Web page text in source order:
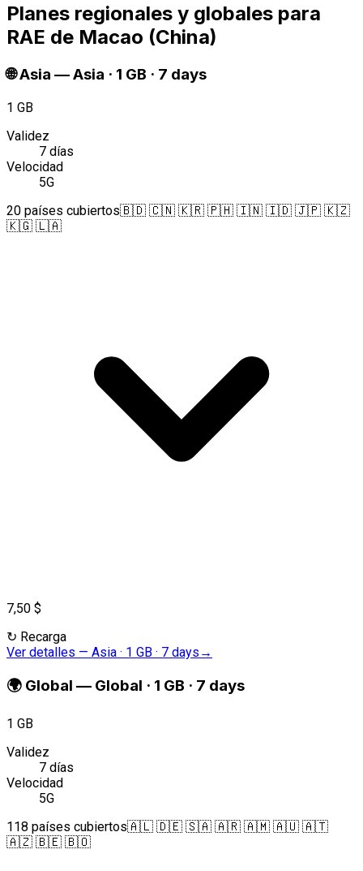
Planes regionales y globales para
RAE de Macao (China)
🌐Asia —Asia · 1 GB · 7 days
1 GB
Validez
7 días
Velocidad
5G
20 países cubiertos🇧🇩 🇨🇳 🇰🇷 🇵🇭 🇮🇳 🇮🇩 🇯🇵 🇰🇿
🇰🇬 🇱🇦
7,50 $
↻ Recarga
Ver detalles — Asia · 1 GB · 7 days →
🌍 Global — Global · 1 GB · 7 days
1 GB
Validez
7 días
Velocidad
5G
118 países cubiertos🇦🇱 🇩🇪 🇸🇦 🇦🇷 🇦🇲 🇦🇺 🇦🇹
🇦🇿 🇧🇪 🇧🇴